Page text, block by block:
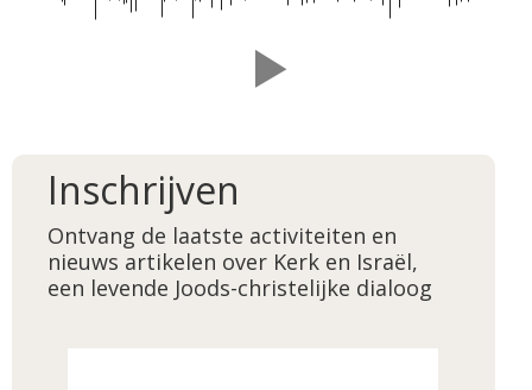
Inschrijven
Ontvang de laatste activiteiten en
nieuws artikelen over Kerk en Israël,
een levende Joods-christelijke dialoog